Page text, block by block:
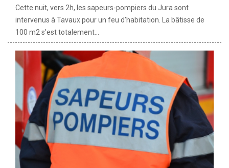
Cette nuit, vers 2h, les sapeurs-pompiers du Jura sont
intervenus à Tavaux pour un feu d’habitation. La bâtisse de
100 m2 s’est totalement...